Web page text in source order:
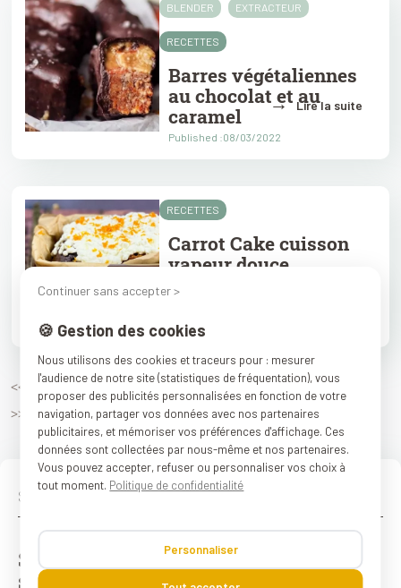
BLENDER EXTRACTEUR
RECETTES
Barres végétaliennes
au chocolat et au
caramel
Published :08/03/2022
→ Lire la suite
RECETTES
Carrot Cake cuisson
vapeur douce
<< 1 2 3 4 5 ... 11 12 13 14
>>
Suivez-nous sur les réseaux
sociaux :)
Continuer sans accepter >
🍪 Gestion des cookies
Nous utilisons des cookies et traceurs pour : mesurer
l'audience de notre site (statistiques de fréquentation), vous
proposer des publicités personnalisées en fonction de votre
navigation, partager vos données avec nos partenaires
publicitaires, et mémoriser vos préférences d'affichage. Ces
données sont collectées par nous-même et nos partenaires.
Vous pouvez accepter, refuser ou personnaliser vos choix à
tout moment. Politique de confidentialité
Personnaliser